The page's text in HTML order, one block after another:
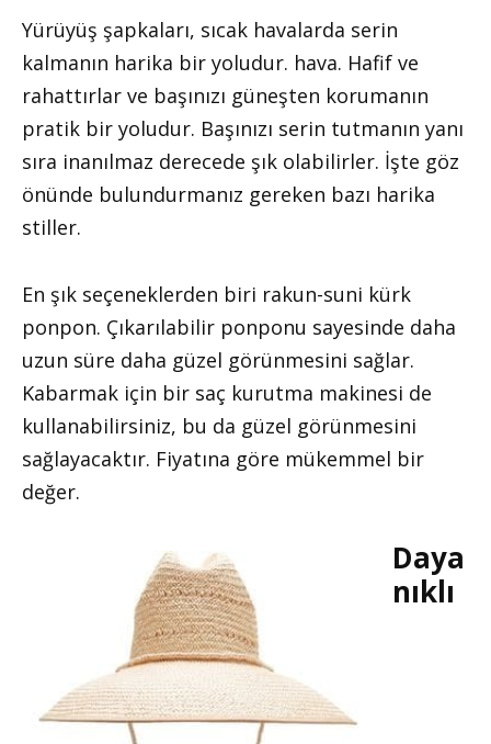
Yürüyüş şapkaları, sıcak havalarda serin
kalmanın harika bir yoludur. hava. Hafif ve
rahattırlar ve başınızı güneşten korumanın
pratik bir yoludur. Başınızı serin tutmanın yanı
sıra inanılmaz derecede şık olabilirler. İşte göz
önünde bulundurmanız gereken bazı harika
stiller.
En şık seçeneklerden biri rakun-suni kürk
ponpon. Çıkarılabilir ponponu sayesinde daha
uzun süre daha güzel görünmesini sağlar.
Kabarmak için bir saç kurutma makinesi de
kullanabilirsiniz, bu da güzel görünmesini
sağlayacaktır. Fiyatına göre mükemmel bir
değer.
Daya
nıklı